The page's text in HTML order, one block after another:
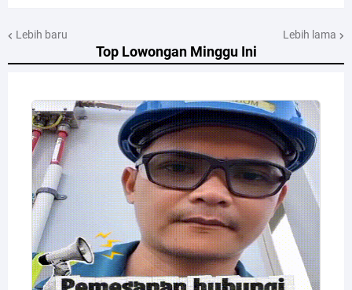
Top Lowongan Minggu Ini
Lebih baru Lebih lama